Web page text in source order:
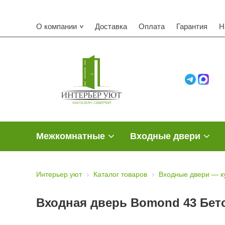
О компании Доставка Оплата Гарантия
Межкомнатные Входные двери
Интерьер уют Каталог товаров Входные двери —
Входная дверь Bomond 43